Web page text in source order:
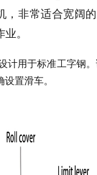
， 非常适合宽阔
业。
计用于标准工字钢。
设置滑车。